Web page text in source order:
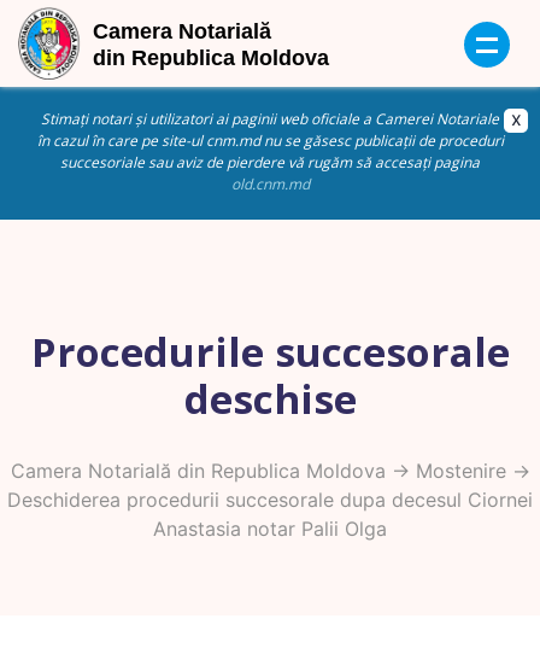
Stimați notari și utilizatori ai paginii web oficiale a Camerei Notariale
în cazul în care pe site-ul cnm.md nu se găsesc publicații de proceduri
succesoriale sau aviz de pierdere vă rugăm să accesați pagina
old.cnm.md
Procedurile succesorale
deschise
Camera Notarială din Republica Moldova -> Mostenire->
Deschiderea procedurii succesorale dupa decesul Ciornei
Anastasia notar Palii Olga